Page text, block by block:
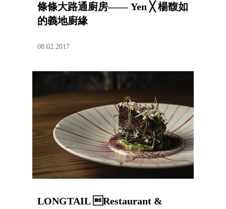
條條大路通廚房—— Yen ╳ 楊馥如
的義地廚緣
08.02.2017
LONGTAIL Restaurant &